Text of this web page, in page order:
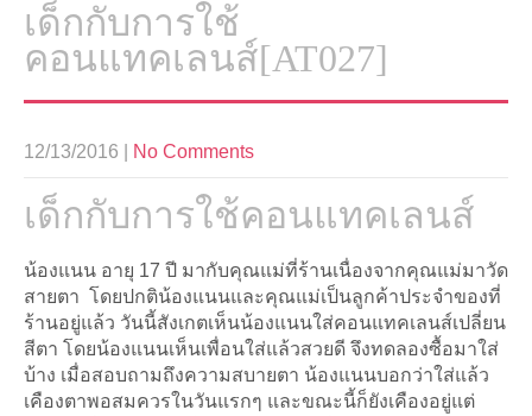
เด็กกับการใช้
คอนแทคเลนส์[AT027]
12/13/2016 No Comments
เด็กกับการใช้คอนแทคเลนส์
น้องแนน อายุ 17 ปี มากับคุณแม่ที่ร้านเนื่องจากคุณแม่มาวัด
สายตา โดยปกติน้องแนนและคุณแม่เป็นลูกค้าประจำของที่
ร้านอยู่แล้ว วันนี้สังเกตเห็นน้องแนนใส่คอนแทคเลนส์เปลี่ยน
สีตา โดยน้องแนนเห็นเพื่อนใส่แล้วสวยดี จึงทดลองซื้อมาใส่
บ้าง เมื่อสอบถามถึงความสบายตา น้องแนนบอกว่าใส่แล้ว
เคืองตาพอสมควรในวันแรกๆ และขณะนี้ก็ยังเคืองอยู่แต่